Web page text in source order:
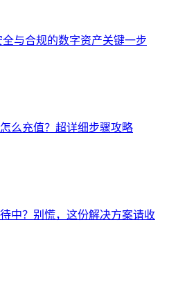
与合规的数字资产关键一步
么充值？超详细步骤攻略
中？别慌，这份解决方案请收